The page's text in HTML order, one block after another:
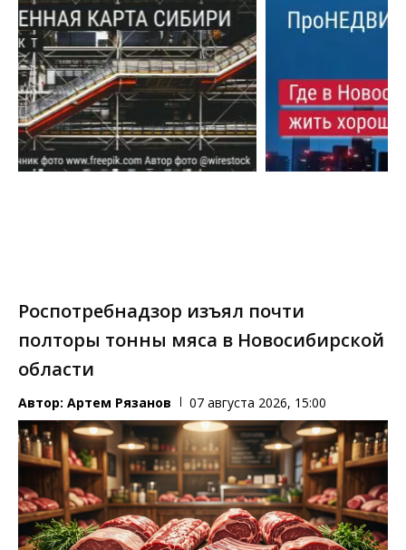
Роспотребнадзор изъял почти
полторы тонны мяса в Новосибирской
области
Автор: Артем Рязанов 07 августа 2026, 15:00